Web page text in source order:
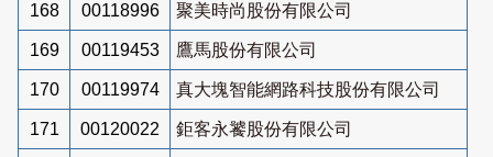
168 00118996 聚美時尚股份有限公司
169 00119453 鷹馬股份有限公司
170 00119974 真大塊智能網路科技股份有限公司
171 00120022 鉅客永饕股份有限公司